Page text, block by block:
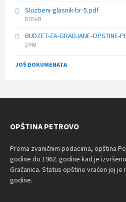
Sluzbeni-glasnik-br-5.pdf
File
870 kB
BUDZET-ZA-GRADJANE-OPSTINE-
File
2 MB
JOŠ DOKUMENATA
OPŠTINA PETROVO
Prema zvaničnim podacima, opština
godine do 1962. godine kad je
Gračanica. Status opštine vraćen joj
godine.